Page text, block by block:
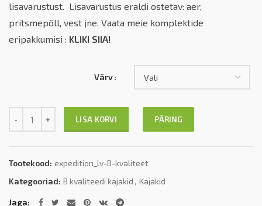
lisavarustust. Lisavarustus eraldi ostetav: aer,
pritsmepõll, vest jne. Vaata meie komplektide
eripakkumisi : KLIKI SIIA!
Värv
LISA KORVI PÄRING
Tootekood: expedition_lv-B-kvaliteet
Kategooriad: B kvaliteedi kajakid , Kajakid
Jaga